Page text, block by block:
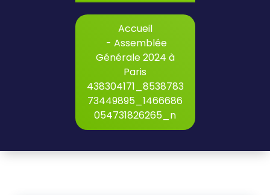
Accueil
- Assemblée
Générale 2024 à
Paris
438304171_8538783
73449895_1466686
054731826265_n